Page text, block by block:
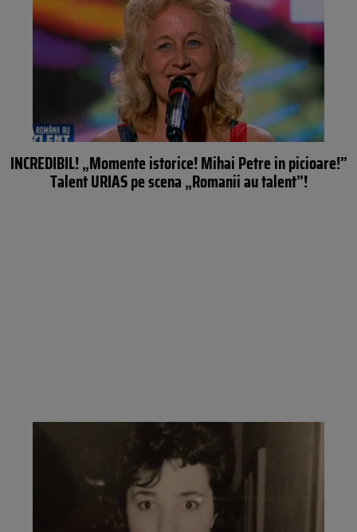
INCREDIBIL! „Momente istorice! Mihai Petre in picioare!”
Talent URIAS pe scena „Romanii au talent”!